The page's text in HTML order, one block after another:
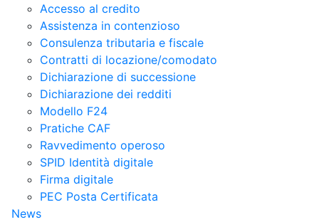
Accesso al credito
Assistenza in contenzioso
Consulenza tributaria e fiscale
Contratti di locazione/comodato
Dichiarazione di successione
Dichiarazione dei redditi
Modello F24
Pratiche CAF
Ravvedimento operoso
SPID Identità digitale
Firma digitale
PEC Posta Certificata
News